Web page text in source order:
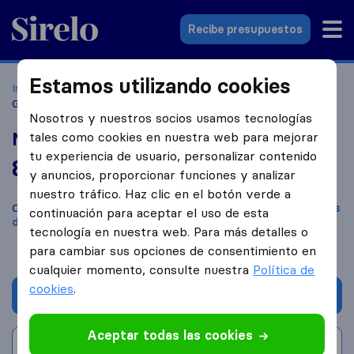
Sirelo.es
Recibe presupuestos
Inicio Empresas de mudanzas Barcelona
Mudanzas y
Guardamuebles Rex
Mudanzas y Guardamuebles Rex
8,6 basado en16
reseñas de Sirelo y Google
i
Compara Mudanzas y Guardamuebles Rex con otras
empresas
de mudanzasde Barcelona
Escribe una valoración
Estamos utilizando cookies
Nosotros y nuestros socios usamos tecnologías
tales como cookies en nuestra web para mejorar
tu experiencia de usuario, personalizar contenido
y anuncios, proporcionar funciones y analizar
nuestro tráfico. Haz clic en el botón verde a
continuación para aceptar el uso de esta
tecnología en nuestra web. Para más detalles o
para cambiar sus opciones de consentimiento en
cualquier momento, consulte nuestra Política de
cookies.
Aceptar todas las cookies